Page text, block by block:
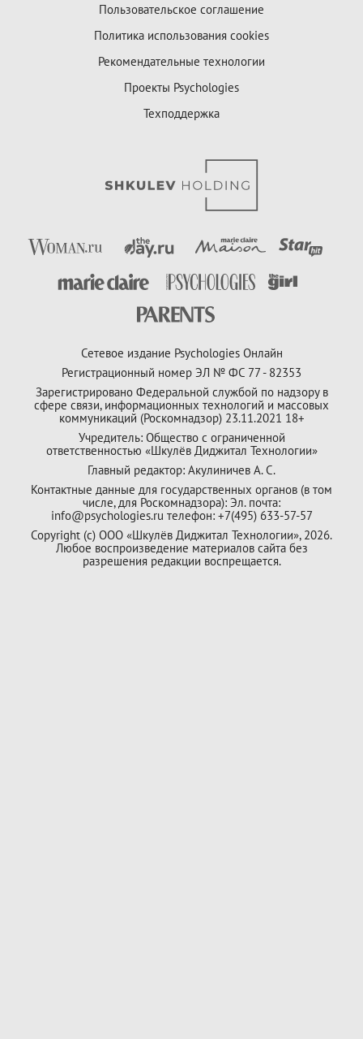
Пользовательское соглашение
Политика использования cookies
Рекомендательные технологии
Проекты Psychologies
Техподдержка
Сетевое издание Psychologies Онлайн
Регистрационный номер ЭЛ № ФС 77 - 82353
Зарегистрировано Федеральной службой по надзору в
сфере связи, информационных технологий и массовых
коммуникаций (Роскомнадзор) 23.11.2021 18+
Учредитель: Общество с ограниченной
ответственностью «Шкулёв Диджитал Технологии»
Главный редактор: Акулиничев А. С.
Контактные данные для государственных органов (в том
числе, для Роскомнадзора): Эл. почта:
info@psychologies.ru телефон: +7(495) 633-57-57
Copyright (с) ООО «Шкулёв Диджитал Технологии», 2026.
Любое воспроизведение материалов сайта без
разрешения редакции воспрещается.